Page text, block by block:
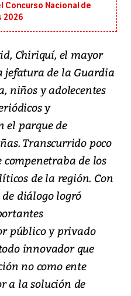
Concurso Nacional de
2026
Chiriquí, el mayor
jefatura de la Guardia
niños y adolecentes
y
el parque de
Transcurrido poco
compenetraba de los
de la región. Con
diálogo logró
público y privado
innovador que
no como ente
a la solución de